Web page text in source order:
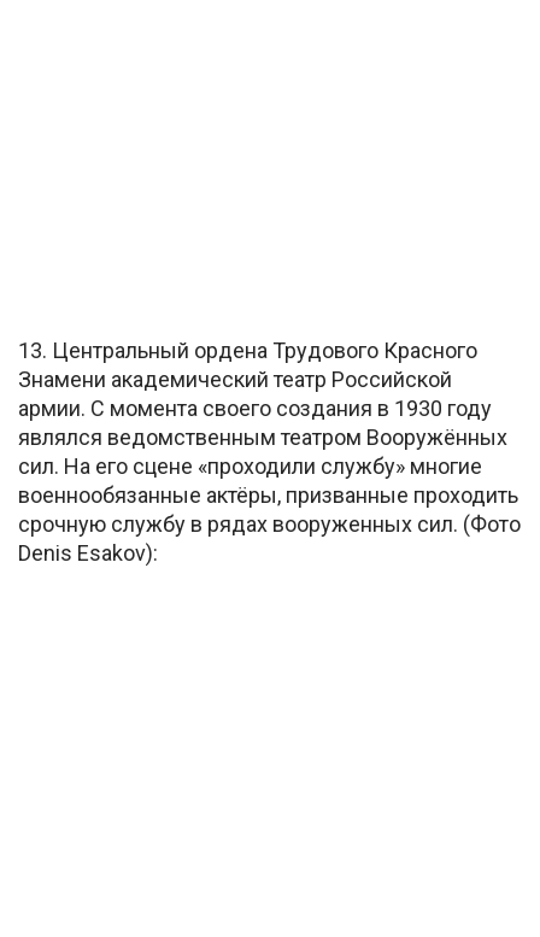
13. Центральный ордена Трудового Красного
Знамени академический театр Российской
армии. С момента своего создания в 1930 году
являлся ведомственным театром Вооружённых
сил. На его сцене «проходили службу» многие
военнообязанные актёры, призванные проходить
срочную службу в рядах вооруженных сил. (Фото
Denis Esakov):